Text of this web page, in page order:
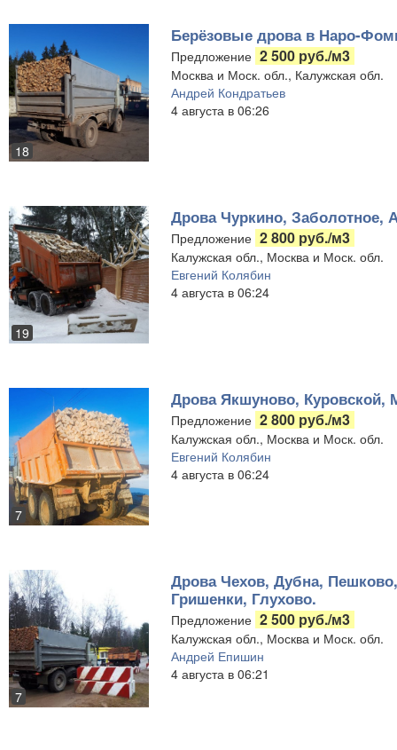
18
Берёзовые дрова в Наро-
Предложение 2 500 руб./м3
Москва и Моск. обл., Калужская обл.
Андрей Кондратьев
4 августа в 06:26
19
Дрова Чуркино, Заболотное,
Предложение 2 800 руб./м3
Калужская обл., Москва и Моск. обл.
Евгений Колябин
4 августа в 06:24
7
Дрова Якшуново, Куровской,
Предложение 2 800 руб./м3
Калужская обл., Москва и Моск. обл.
Евгений Колябин
4 августа в 06:24
7
Дрова Чехов, Дубна,
Гришенки, Глухово.
Предложение 2 500 руб./м3
Калужская обл., Москва и Моск. обл.
Андрей Епишин
4 августа в 06:21